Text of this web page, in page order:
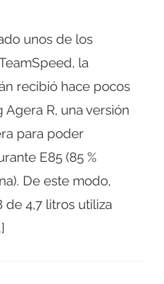
unos de los
la
recibió hace pocos
R, una versión
para poder
E85 (85 %
De este modo,
4,7 litros utiliza